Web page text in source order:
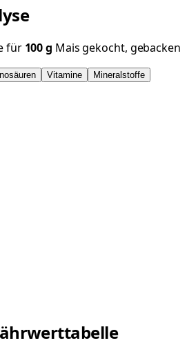
für 100g Mais gekocht, gebacken
Vitamine Mineralstoffe